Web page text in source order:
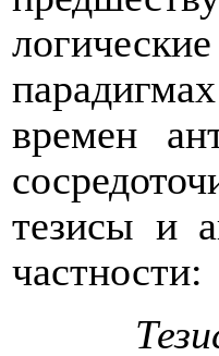
времен
тезисы и
частности: